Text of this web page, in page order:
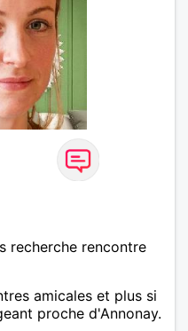
recherche rencontre
amicales et plus si
proche d'Annonay.